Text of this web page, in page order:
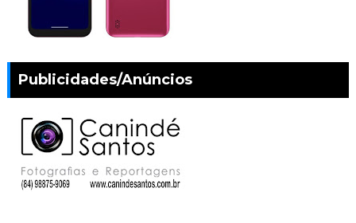
Publicidades/Anúncios